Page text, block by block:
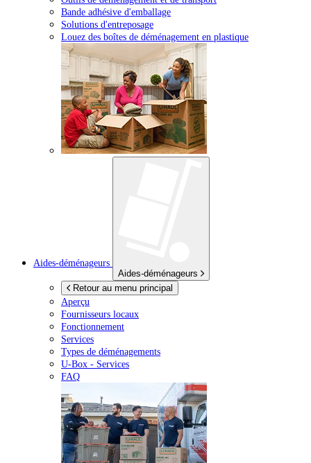
Bande adhésive d'emballage
Solutions d'entreposage
Louez des boîtes de déménagement en plastique
Aides-déménageurs
Aides-déménageurs
Retour au menu principal
Aperçu
Fournisseurs locaux
Fonctionnement
Services
Types de déménagements
U-Box - Services
FAQ